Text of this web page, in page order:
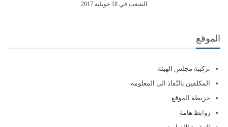
الشعب في 18 جويلية 2017
الموقع
تركيبة مجلس الهيئة
المكلفين بالنّفاذ الى المعلومة
خريطة الموقع
روابط هامة